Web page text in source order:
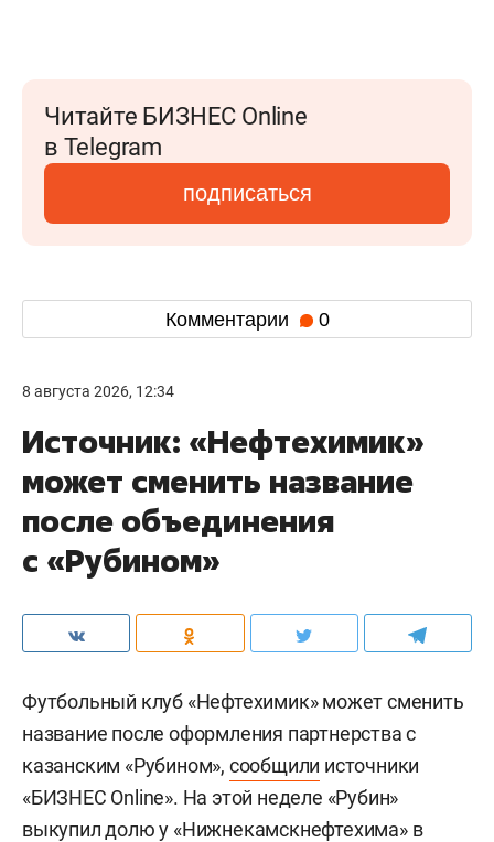
Читайте БИЗНЕС Online
в Telegram
подписаться
Комментарии 0
8 августа 2026, 12:34
Источник: «Нефтехимик»
может сменить название
после объединения
с «Рубином»
Футбольный клуб «Нефтехимик» может сменить
название после оформления партнерства с
казанским «Рубином», сообщили источники
«БИЗНЕС Online». На этой неделе «Рубин»
выкупил долю у «Нижнекамскнефтехима» в